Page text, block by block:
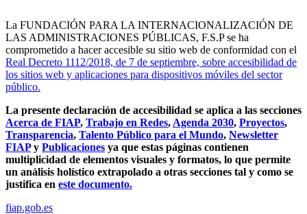
La FUNDACIÓN PARA LA INTERNACIONALIZACIÓN DE
LAS ADMINISTRACIONES PÚBLICAS, F.S.P se ha
comprometido a hacer accesible su sitio web de conformidad con el
Real Decreto 1112/2018, de 7 de septiembre, sobre accesibilidad de
los sitios web y aplicaciones para dispositivos móviles del sector
público.
La presente declaración de accesibilidad se aplica a las secciones
Acerca de FIAP, Trabajo en Redes, Agenda 2030, Proyectos,
Transparencia, Talento Público para el Mundo, Newsletter
FIAPy Publicaciones ya que estas páginas contienen
multiplicidad de elementos visuales y formatos, lo que permite
un análisis holístico extrapolado a otras secciones tal y como se
justifica en este documento.
fiap.gob.es